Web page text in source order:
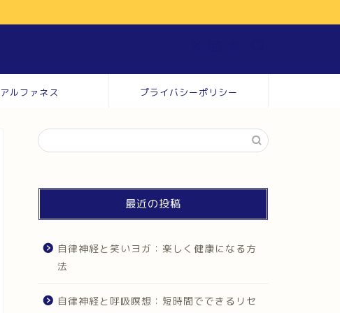
アルファネス プライバシーポリシー
最近の投稿
自律神経と笑いヨガ：楽しく健康になる方
法
自律神経と呼吸瞑想：短時間でできるリセ